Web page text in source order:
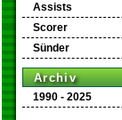
Assists
Scorer
Sünder
Archiv
1990 - 2025